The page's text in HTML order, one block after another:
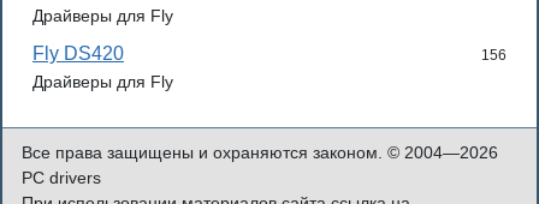
Драйверы для Fly
Fly DS420 156
Драйверы для Fly
Все права защищены и охраняются законом. © 2004—2026
PC drivers